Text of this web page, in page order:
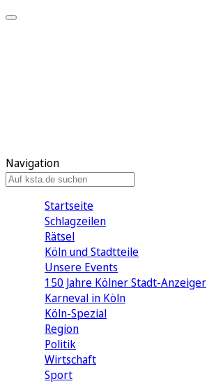
Navigation
Startseite
Schlagzeilen
Rätsel
Köln und Stadtteile
Unsere Events
150 Jahre Kölner Stadt-Anzeiger
Karneval in Köln
Köln-Spezial
Region
Politik
Wirtschaft
Sport